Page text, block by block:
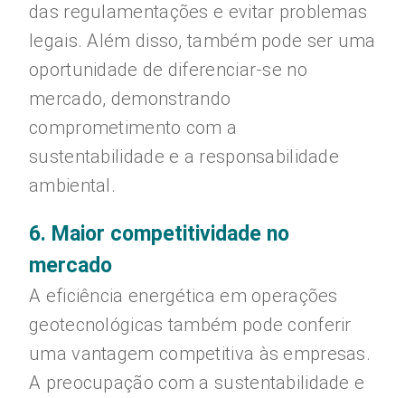
das regulamentações e evitar problemas
legais. Além disso, também pode ser uma
oportunidade de diferenciar-se no
mercado, demonstrando
comprometimento com a
sustentabilidade e a responsabilidade
ambiental.
6. Maior competitividade no
mercado
A eficiência energética em operações
geotecnológicas também pode conferir
uma vantagem competitiva às empresas.
A preocupação com a sustentabilidade e